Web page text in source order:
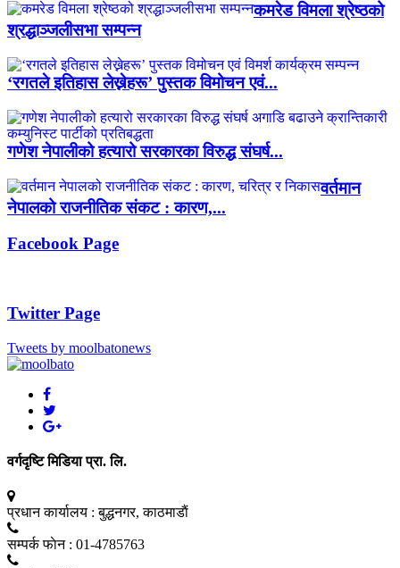
कमरेड विमला श्रेष्ठको
श्रद्धाञ्जलीसभा सम्पन्न
‘रगतले इतिहास लेख्नेहरू’ पुस्तक विमोचन एवं...
गणेश नेपालीको हत्यारो सरकारका विरुद्ध संघर्ष...
वर्तमान
नेपालको राजनीतिक संकट : कारण,...
Facebook Page
Twitter Page
Tweets by moolbatonews
वर्गदृष्टि मिडिया प्रा. लि.
प्रधान कार्यालय : बुद्धनगर, काठमाडाैं
सम्पर्क फाेन : 01-4785763